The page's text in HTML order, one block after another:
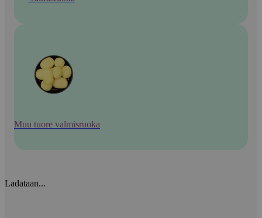
Muu tuore valmisruoka
Ladataan...